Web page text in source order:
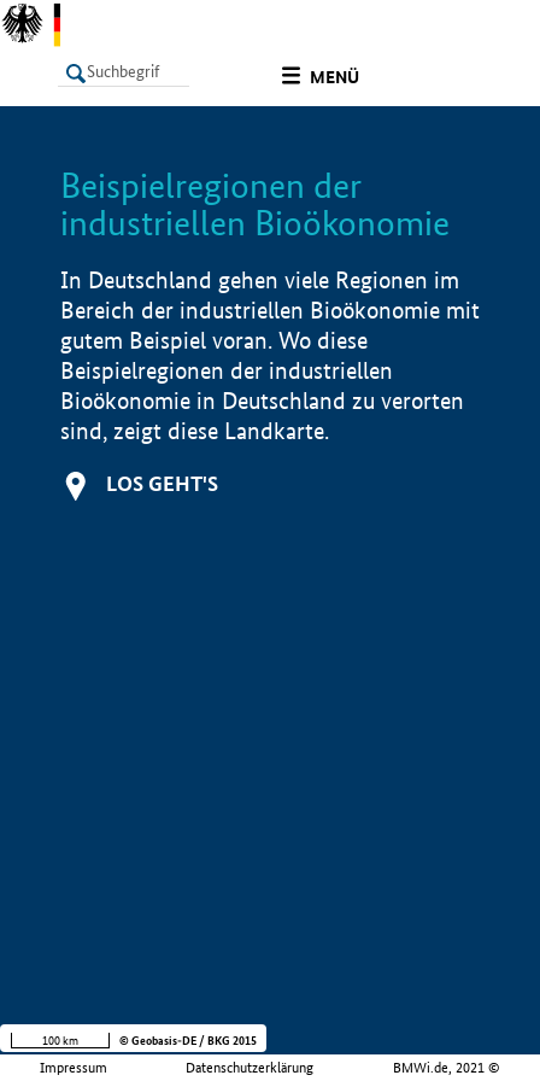
MENÜ
LISTE
Beispielregionen der
industriellen Bioökonomie
In Deutschland gehen viele Regionen im
Bereich der industriellen Bioökonomie mit
gutem Beispiel voran. Wo diese
Beispielregionen der industriellen
Bioökonomie in Deutschland zu verorten
sind, zeigt diese Landkarte.
LOS GEHT'S
Impressum Datenschutzerklärung BMWi.de, 2021 ©
100 km © Geobasis-DE / BKG 2015